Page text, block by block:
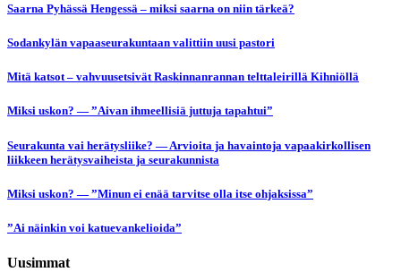
Saarna Pyhässä Hengessä – miksi saarna on niin tärkeä?
Sodankylän vapaaseurakuntaan valittiin uusi pastori
Mitä katsot – vahvuusetsivät Raskinnanrannan telttaleirillä Kihniöllä
Miksi uskon? — ”Aivan ihmeellisiä juttuja tapahtui”
Seurakunta vai herätysliike? — Arvioita ja havaintoja vapaakirkollisen
liikkeen herätysvaiheista ja seurakunnista
Miksi uskon? — ”Minun ei enää tarvitse olla itse ohjaksissa”
”Ai näinkin voi katuevankelioida”
Uusimmat